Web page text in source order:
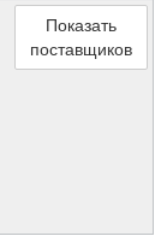
Показать
поставщиков